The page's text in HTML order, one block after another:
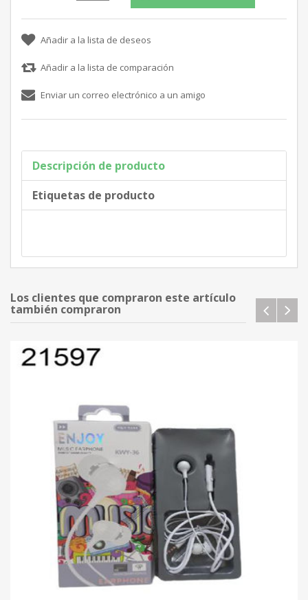
Descripción de producto
Etiquetas de producto
Los clientes que compraron este artículo
también compraron